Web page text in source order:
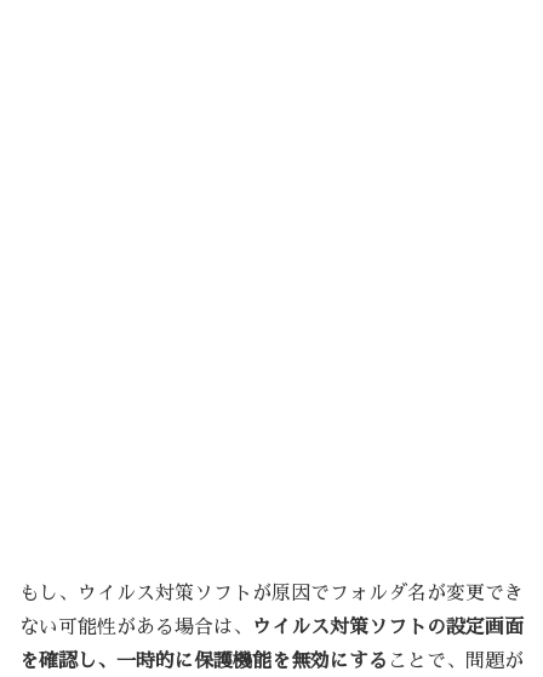
もし、ウイルス対策ソフトが原因でフォルダ名が変更でき
ない可能性がある場合は、
ウイルス対策ソフトの設定画面
を確認し、一時的に保護機能を無効にする ことで、問題が